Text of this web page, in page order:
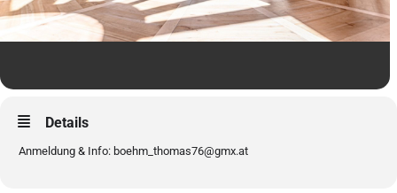
Details
Anmeldung & Info: boehm_thomas76@gmx.at